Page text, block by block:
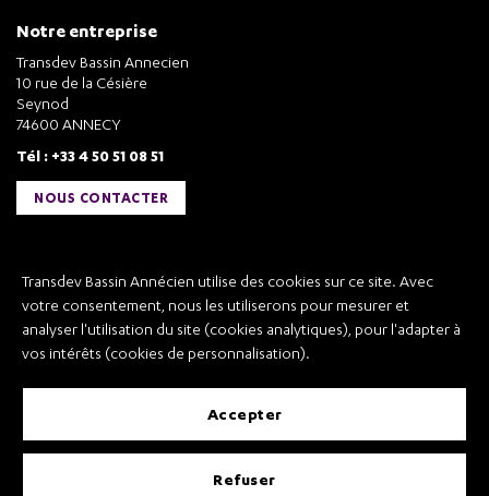
Transdev Bassin Annécien utilise des cookies sur ce site. Avec
votre consentement, nous les utiliserons pour mesurer et
analyser l'utilisation du site (cookies analytiques), pour l'adapter à
vos intérêts (cookies de personnalisation).
accepter
refuser
Notre entreprise
Transdev Bassin Annecien
10 rue de la Césière
Seynod
74600 ANNECY
Tél : +33 4 50 51 08 51
NOUS CONTACTER
Transdev Bassin Annécien
Recrutement
Conditions Générales de Vente et Transport